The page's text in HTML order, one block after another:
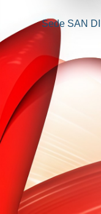
Sede SAN